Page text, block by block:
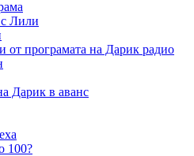
Лили
от програмата на Дарик радио
Дарик в аванс
100?